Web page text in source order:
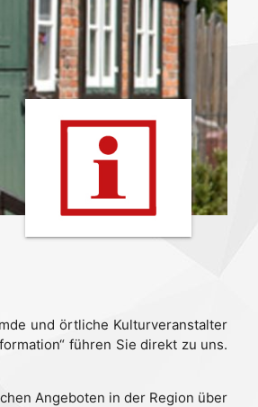
und örtliche Kulturveranstalter
führen Sie direkt zu uns.
Angeboten in der Region über